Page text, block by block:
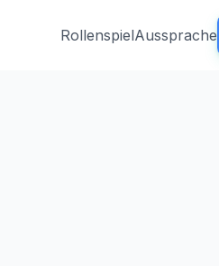
RollenspielAussprache